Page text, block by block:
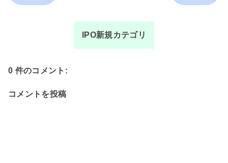
IPO新規カテゴリ
0 件のコメント:
コメントを投稿